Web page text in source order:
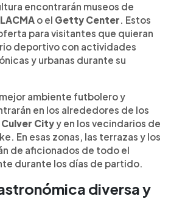
encontrarán museos de
LACMA o el Getty Center. Estos
para visitantes que quieran
deportivo con actividades
y urbanas durante su
ambiente futbolero y
en los alrededores de los
Culver Cityy en los vecindarios de
En esas zonas, las terrazas y los
de aficionados de todo el
durante los días de partido.
diversa y